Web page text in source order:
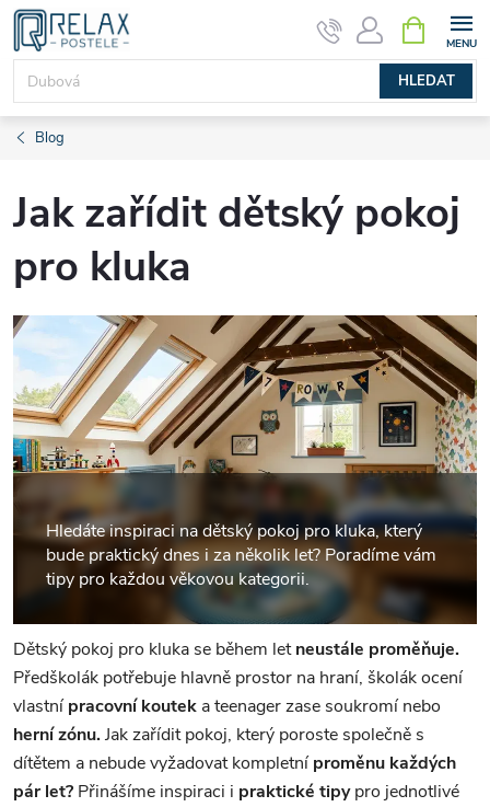
Přejít
obsah
HLEDAT
NÁKUPNÍ
KOŠÍK
Blog
Jak zařídit dětský pokoj
pro kluka
Hledáte inspiraci na dětský pokoj pro kluka, který
bude praktický dnes i za několik let? Poradíme vám
tipy pro každou věkovou kategorii.
Dětský pokoj pro kluka se během letneustále proměňuje.
Předškolák potřebuje hlavně prostor na hraní, školák ocení
vlastnípracovní koutek a teenager zase soukromí nebo
herní zónu.Jak zařídit pokoj, který poroste společně s
dítětem a nebude vyžadovat kompletníproměnu každých
pár let? Přinášíme inspiraci i praktické tipypro jednotlivé